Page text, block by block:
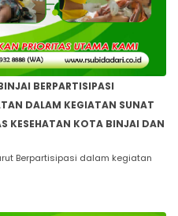
BERPARTISIPASI
DALAM KEGIATAN SUNAT
KESEHATAN KOTA BINJAI DAN
Berpartisipasi dalam kegiatan